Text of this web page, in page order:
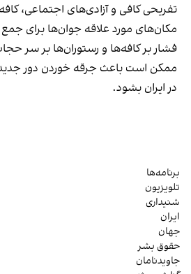
تفریحی کافی و آزادی‌های اجتماعی،
مکان‌های مورد علاقه جوان‌ها برای
فشار بر کافه‌ها و رستوران‌ها بر سر
ممکن است باعث جرقه خوردن دور
در ایران بشود.
برنامه‌ها
تلویزیون
شنیداری
ایران
جهان
حقوق بشر
جاویدنامان